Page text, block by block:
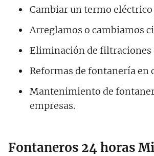
Cambiar un termo
Arreglamos o cambiamos
Eliminación de filtraciones
Reformas de fontanería en
Mantenimiento de
empresas.
Fontaneros 24 horas